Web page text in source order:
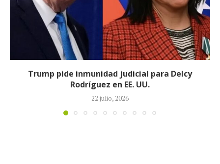
Johan Sebastián Durán, el colombiano que murió
durante operativo de ICE en...
14 julio, 2026